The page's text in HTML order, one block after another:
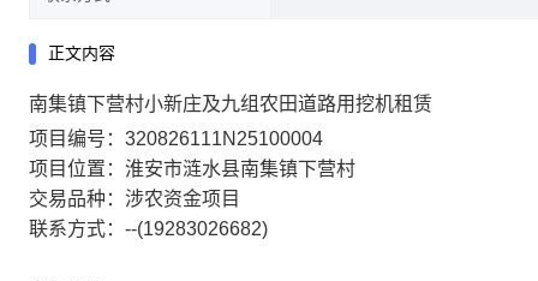
正文内容
南集镇下营村小新庄及九组农田道路用挖机租赁
项目编号：320826111N25100004
项目位置：淮安市涟水县南集镇下营村
交易品种：涉农资金项目
联系方式：--(19283026682)